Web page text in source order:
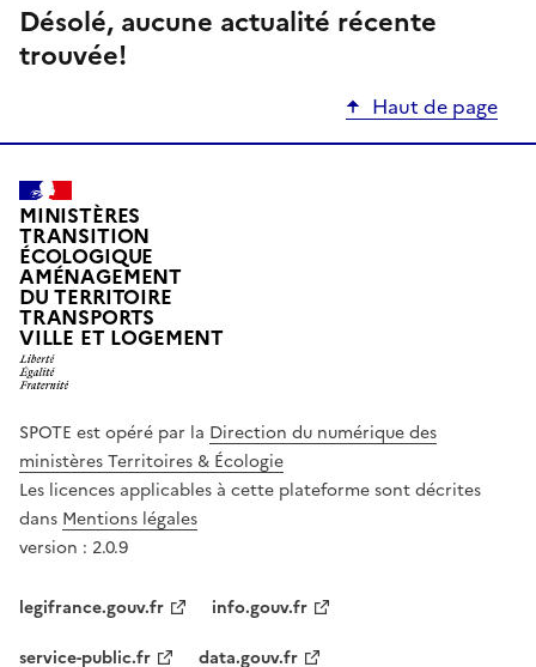
Désolé, aucune actualité récente
trouvée!
Haut de page
MINISTÈRES
TRANSITION
ÉCOLOGIQUE
AMÉNAGEMENT
DU TERRITOIRE
TRANSPORTS
VILLE ET LOGEMENT
SPOTE est opéré par la Direction du numérique des
ministères Territoires & Écologie
Les licences applicables à cette plateforme sont décrites
dans Mentions légales
version : 2.0.9
legifrance.gouv.fr
info.gouv.fr
service-public.fr
data.gouv.fr